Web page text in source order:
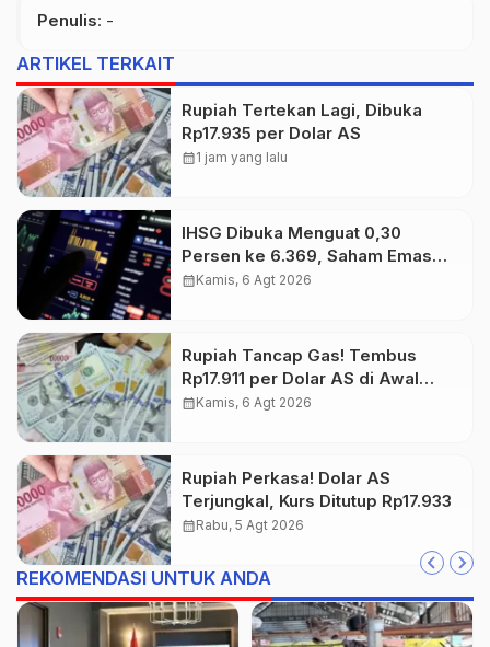
Penulis: -
ARTIKEL TERKAIT
Rupiah Tertekan Lagi, Dibuka
Rp17.935 per Dolar AS
calendar_month1 jam yang lalu
IHSG Dibuka Menguat 0,30
Persen ke 6.369, Saham Emas
dan Tambang Jadi Penggerak
calendar_monthKamis, 6 Agt 2026
Rupiah Tancap Gas! Tembus
Rp17.911 per Dolar AS di Awal
Perdagangan
calendar_monthKamis, 6 Agt 2026
Rupiah Perkasa! Dolar AS
Terjungkal, Kurs Ditutup Rp17.933
calendar_monthRabu, 5 Agt 2026
REKOMENDASI UNTUK ANDA